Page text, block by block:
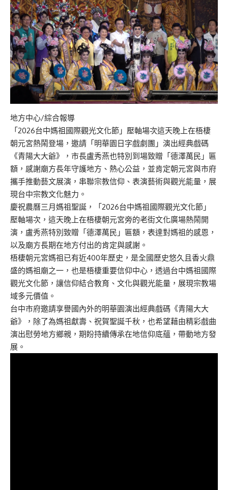
地方中心/綜合報導
「2026台中媽祖國際觀光文化節」壓軸場次這天晚上在梧棲
朝元宮熱鬧登場，邀請「明華園日字戲劇團」演出經典戲碼
《青陽大大爺》，市長盧秀燕也特別到場致贈「德澤萬民」匾
額，感謝廟方長年守護地方、熱心公益，並肯定朝元宮與市府
攜手推動藝文展演，串聯宗教信仰、表演藝術與觀光能量，展
現台中宗教文化魅力。
慶祝農曆三月媽祖聖誕，「2026台中媽祖國際觀光文化節」
壓軸場次，這天晚上在梧棲朝元宮旁的老街文化廣場熱鬧開
演，盧秀燕特別致贈「德澤萬民」匾額，表達對媽祖的感恩，
以及廟方長期在地方付出的肯定與感謝。
梧棲朝元宮媽祖已有近400年歷史，是全國歷史悠久且香火鼎
盛的媽祖廟之一，也是梧棲重要信仰中心，透過台中媽祖國際
觀光文化節，讓信仰結合教育、文化與觀光能量，展現宗教場
域多元價值。
台中市府邀請享譽國內外的明華園演出經典戲碼《青陽大大
爺》，除了為媽祖獻壽、祝賀聖誕千秋，也希望藉由精彩戲曲
演出慰勞地方鄉親，期盼持續傳承在地信仰底蘊，帶動地方發
展。